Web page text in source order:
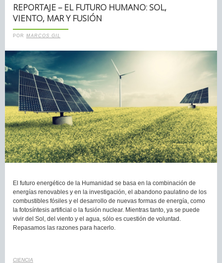
REPORTAJE – EL FUTURO HUMANO: SOL,
VIENTO, MAR Y FUSIÓN
POR MARCOS GIL
El futuro energético de la Humanidad se basa en la combinación de
energías renovables y en la investigación, el abandono paulatino de los
combustibles fósiles y el desarrollo de nuevas formas de energía, como
la fotosíntesis artificial o la fusión nuclear. Mientras tanto, ya se puede
vivir del Sol, del viento y el agua, sólo es cuestión de voluntad.
Repasamos las razones para hacerlo.
CIENCIA